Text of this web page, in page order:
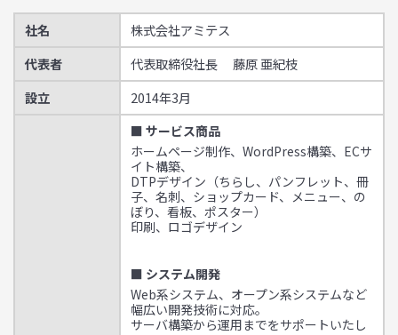
社名
株式会社アミテス
代表者
代表取締役社長 藤原 亜紀枝
設立
2014年3月
■ サービス商品
ホームページ制作、WordPress構築、ECサ
イト構築、
DTPデザイン（ちらし、パンフレット、冊
子、名刺、ショップカード、メニュー、の
ぼり、看板、ポスター）
印刷、ロゴデザイン
■ システム開発
Web系システム、オープン系システムなど
幅広い開発技術に対応。
サーバ構築から運用までをサポートいたし